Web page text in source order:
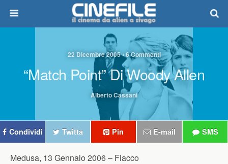
22 Dicembre 2005 • 6 Commenti
“Match Point” Di Woody Allen
Alberto Cassani
Condividi Twitta Pin E-mail SMS
Medusa, 13 Gennaio 2006 – Fiacco